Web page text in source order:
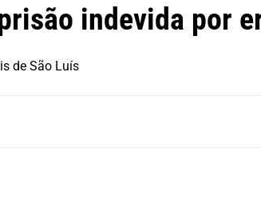
indevida por
de São Luís